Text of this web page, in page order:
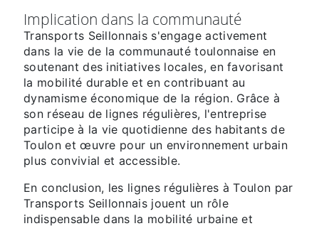
Implication dans la communauté
Transports Seillonnais s'engage activement
dans la vie de la communauté toulonnaise en
soutenant des initiatives locales, en favorisant
la mobilité durable et en contribuant au
dynamisme économique de la région. Grâce à
son réseau de lignes régulières, l'entreprise
participe à la vie quotidienne des habitants de
Toulon et œuvre pour un environnement urbain
plus convivial et accessible.
En conclusion, les lignes régulières à Toulon par
Transports Seillonnais jouent un rôle
indispensable dans la mobilité urbaine et